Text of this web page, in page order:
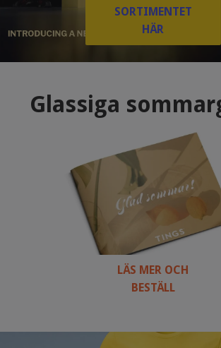
SORTIMENTET
HÄR
Glassiga
LÄS MER OCH
BESTÄLL